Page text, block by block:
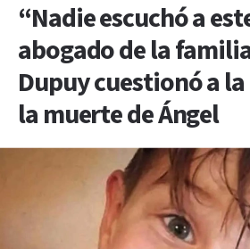
“Nadie escuchó a
abogado de la
Dupuy cuestionó a
la muerte de Ángel